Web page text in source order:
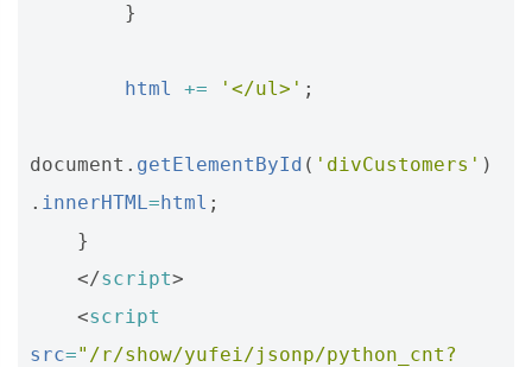
}
html += '</ul>' ;
document . getElementById ( 'divCustomers' )
. innerHTML=html ;
}
</script>
<script
src="/r/show/yufei/jsonp/python_cnt?